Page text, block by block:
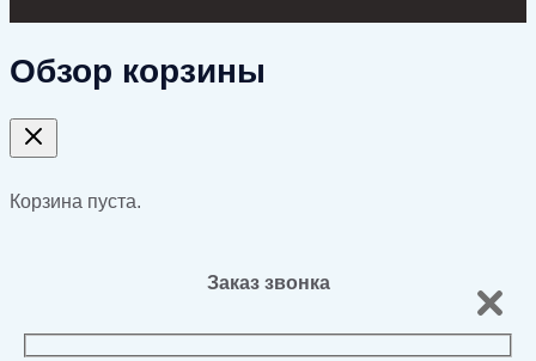
Обзор корзины
Корзина пуста.
Заказ звонка